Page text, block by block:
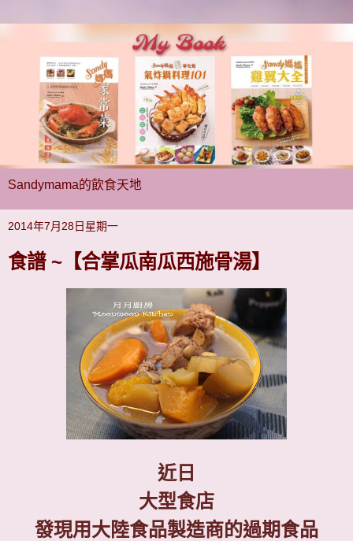
Sandymama的飲食天地
2014年7月28日星期一
食譜 ~【合掌瓜南瓜西施骨湯】
近日
大型食店
發現用大陸食品製造商的過期食品